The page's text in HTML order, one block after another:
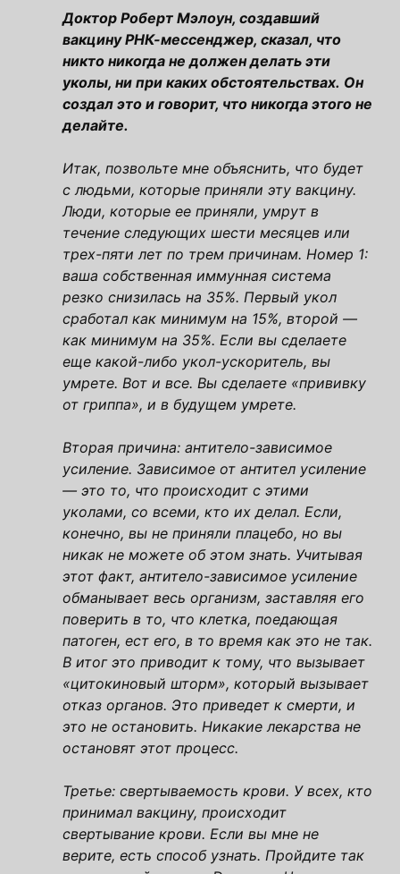
Доктор Роберт Мэлоун, создавший
вакцину РНК-мессенджер, сказал, что
никто никогда не должен делать эти
уколы, ни при каких обстоятельствах. Он
создал это и говорит, что никогда этого не
делайте.
Итак, позвольте мне объяснить, что будет
с людьми, которые приняли эту вакцину.
Люди, которые ее приняли, умрут в
течение следующих шести месяцев или
трех-пяти лет по трем причинам. Номер 1:
ваша собственная иммунная система
резко снизилась на 35%. Первый укол
сработал как минимум на 15%, второй —
как минимум на 35%. Если вы сделаете
еще какой-либо укол-ускоритель, вы
умрете. Вот и все. Вы сделаете «прививку
от гриппа», и в будущем умрете.
Вторая причина: антитело-зависимое
усиление. Зависимое от антител усиление
— это то, что происходит с этими
уколами, со всеми, кто их делал. Если,
конечно, вы не приняли плацебо, но вы
никак не можете об этом знать. Учитывая
этот факт, антитело-зависимое усиление
обманывает весь организм, заставляя его
поверить в то, что клетка, поедающая
патоген, ест его, в то время как это не так.
В итог это приводит к тому, что вызывает
«цитокиновый шторм», который вызывает
отказ органов. Это приведет к смерти, и
это не остановить. Никакие лекарства не
остановят этот процесс.
Третье: свертываемость крови. У всех, кто
принимал вакцину, происходит
свертывание крови. Если вы мне не
верите, есть способ узнать. Пройдите так